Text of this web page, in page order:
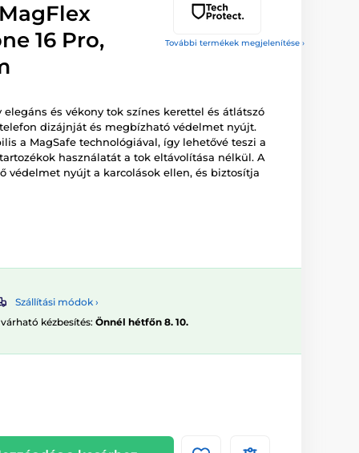
További termékek megjelenítése ›
16 Pro,
elegáns és vékony tok színes kerettel és átlátszó
dizájnját és megbízható védelmet nyújt.
a MagSafe technológiával, így lehetővé teszi a
használatát a tok eltávolítása nélkül. A
védelmet nyújt a karcolások ellen, és biztosítja
Szállítási módok ›
kézbesítés: Önnél hétfőn 8. 10.